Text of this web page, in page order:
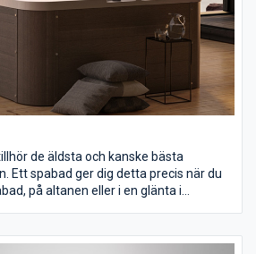
de äldsta och kanske bästa
Ett spabad ger dig detta precis när du
på altanen eller i en glänta i
småprat och umgänge.